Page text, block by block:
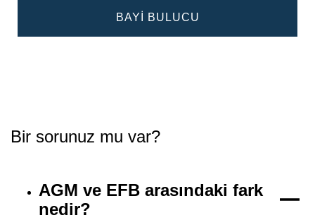
BAYI BULUCU
Bir sorunuz mu var?
AGM ve EFB arasındaki fark
nedir?